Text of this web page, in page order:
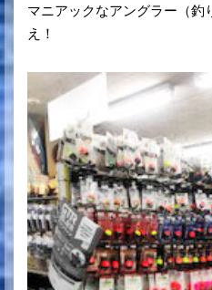
マニアックなアングラー（釣
え！